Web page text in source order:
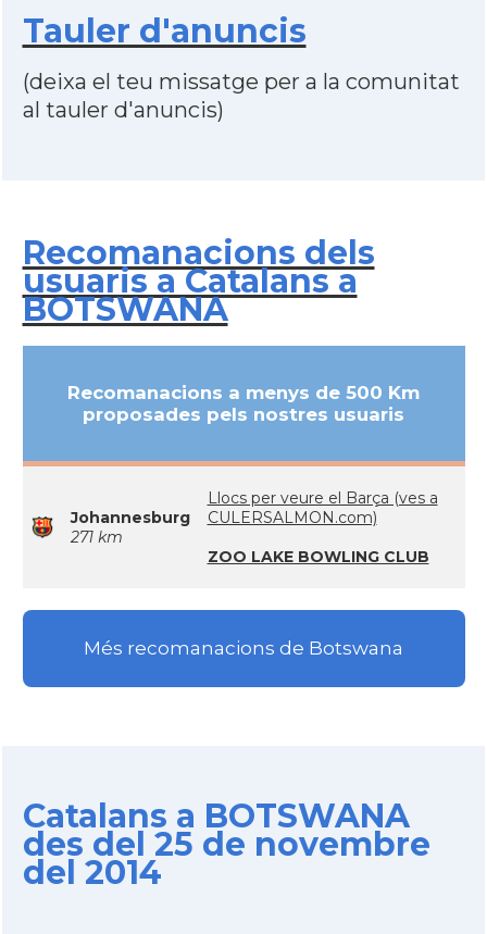
Tauler d'anuncis
(deixa el teu missatge per a la comunitat
al tauler d'anuncis)
Recomanacions dels
usuaris a Catalans a
BOTSWANA
Recomanacions a menys de 500 Km
proposades pels nostres usuaris
Johannesburg
271 km
Llocs per veure el Barça (ves a
CULERSALMON.com)
ZOO LAKE BOWLING CLUB
Més recomanacions de Botswana
Catalans a BOTSWANA
des del 25 de novembre
del 2014